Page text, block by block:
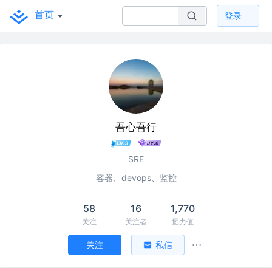
首页 登录
吾心吾行
SRE
容器、devops、监控
58
关注
16
关注者
1,770
掘力值
关注 私信